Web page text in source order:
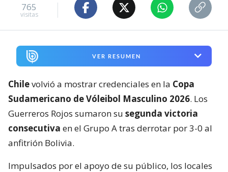
765
visitas
VER RESUMEN
Chilevolvió a mostrar credenciales en la Copa
Sudamericano de Vóleibol Masculino 2026. Los
Guerreros Rojos sumaron su segunda victoria
consecutiva en el Grupo A tras derrotar por 3-0 al
anfitrión Bolivia.
Impulsados por el apoyo de su público, los locales